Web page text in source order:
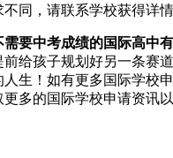
同，请联系学校获得详情
需要中考成绩的国际高中
给孩子规划好另一条赛
生！如有更多国际学校
更多的国际学校申请资讯